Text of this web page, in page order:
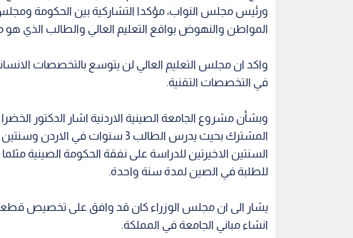
ورئيس مجلس النواب، مؤكدا التشاركية بين الحكومة
المواطن والنهوض بواقع التعليم العالي والطالب الذي هو
واكد ان مجلس التعليم العالي لن يتوسع بالتخصصات
في التخصصات التقنية.
وبشأن مشروع الجامعة الصينية الاردنية اشار الدكتور
المشترك بحيث يدرس الطالب 3
السنتين الاخيرتين للدراسة على نفقة الحكومة الصينية
للطلبة في الصين لمدة سنة واحدة.
يشار الى ان مجلس الوزراء كان قد وافق على تخصيص
انشاء مباني الجامعة في المملكة.